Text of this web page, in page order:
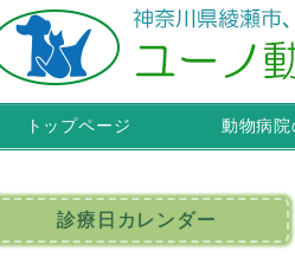
トップページ 動物病院
診療日カレンダー